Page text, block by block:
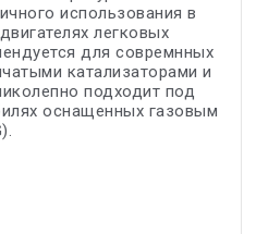
использования в
легковых
для совремнных
катализаторами и
подходит под
оснащенных газовым